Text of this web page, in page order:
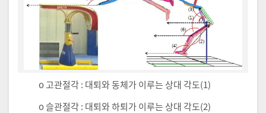
o 고관절각 : 대퇴와 동체가 이루는 상대 각도(1)
o 슬관절각 : 대퇴와 하퇴가 이루는 상대 각도(2)